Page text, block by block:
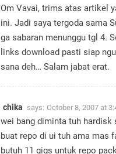
Om Vavai, trims atas artikel
ini. Jadi saya tergoda sama
ga sabaran menunggu tgl 4.
links download pasti siap
sana deh… Salam jabat erat.
chika says: October 8, 2007 at
wei bang diminta tuh hardisk
buat repo di ui tuh ama mas
butuh 11 gigs untuk repo